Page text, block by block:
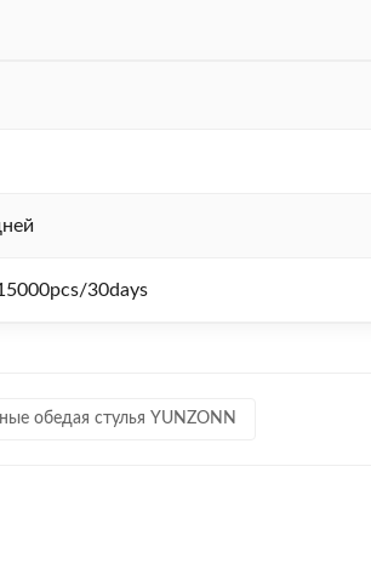
30days
обедая стулья YUNZONN